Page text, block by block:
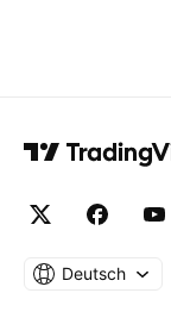
Deutsch